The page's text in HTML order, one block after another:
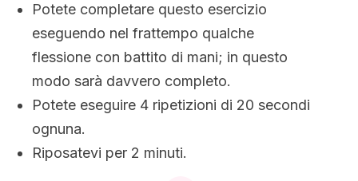
Potete completare questo esercizio
eseguendo nel frattempo qualche
flessione con battito di mani; in questo
modo sarà davvero completo.
Potete eseguire 4 ripetizioni di 20 secondi
ognuna.
Riposatevi per 2 minuti.